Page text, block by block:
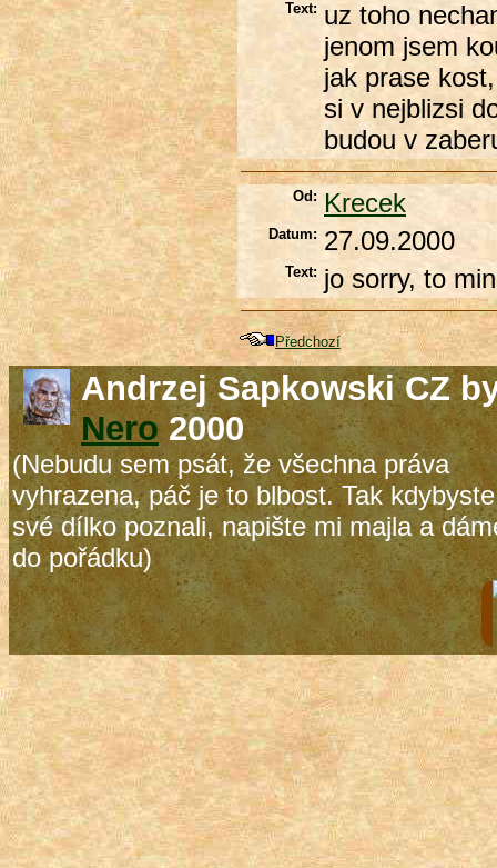
Text: uz toho
jenom jsem
jak prase
si v nejblizsi
budou v
Od: Krecek
Datum: 27.09.2000
Text: jo sorry, to
Předchozí
Andrzej Sapkowski CZ
Nero2000
(Nebudu sem psát, že všechna práva
vyhrazena, páč je to blbost. Tak
své dílko poznali, napište mi majla a
do pořádku)